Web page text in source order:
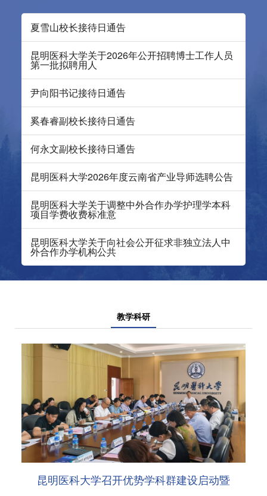
夏雪山校长接待日通告
昆明医科大学关于2026年公开招聘博士工作人员
第一批拟聘用人
尹向阳书记接待日通告
奚春睿副校长接待日通告
何永文副校长接待日通告
昆明医科大学2026年度云南省产业导师选聘公告
昆明医科大学关于调整中外合作办学护理学本科
项目学费收费标准意
昆明医科大学关于向社会公开征求非独立法人中
外合作办学机构公共
教学科研
昆明医科大学召开优势学科群建设启动暨